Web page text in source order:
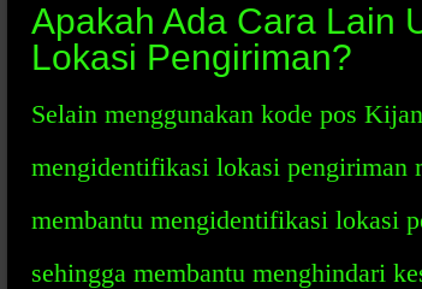
Apakah Ada Cara Lain
Lokasi Pengiriman?
Selain menggunakan kode pos
mengidentifikasi lokasi pengiriman
membantu mengidentifikasi lokasi
sehingga membantu menghindari